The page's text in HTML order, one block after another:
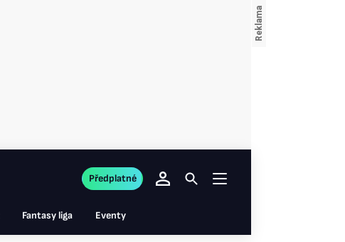
Fantasy liga Eventy
Předplatné